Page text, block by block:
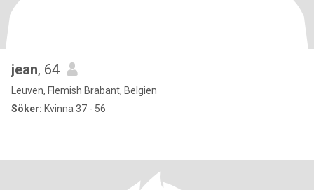
jean, 64
Leuven, Flemish Brabant, Belgien
Söker: Kvinna 37 - 56